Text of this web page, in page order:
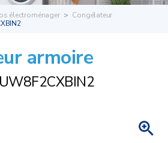
électroménager
Congélateur
armoire